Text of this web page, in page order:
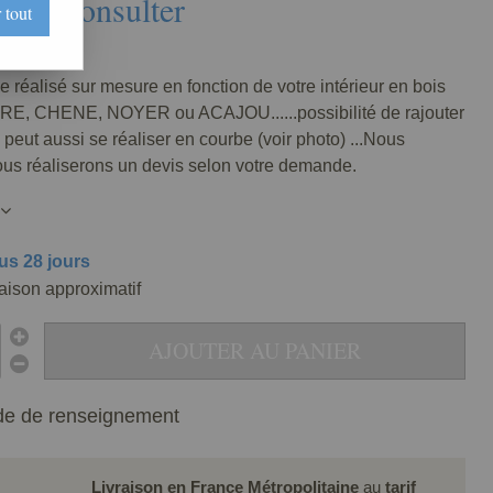
consulter
réalisé sur mesure en fonction de votre intérieur en bois
CHENE, NOYER ou ACAJOU......possibilité de rajouter
peut aussi se réaliser en courbe (voir photo) ...Nous
réaliserons un devis selon votre demande.
28 jours
approximatif
de renseignement
Livraison en France Métropolitaineau tarif
tout